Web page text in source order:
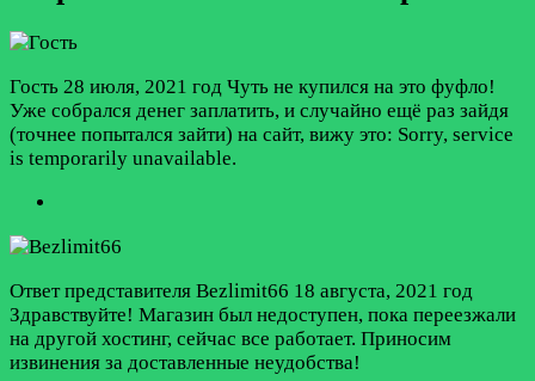
Гость 28 июля, 2021 год Чуть не купился на это фуфло!
Уже собрался денег заплатить, и случайно ещё раз зайдя
(точнее попытался зайти) на сайт, вижу это: Sorry, service
is temporarily unavailable.
Ответ представителя Bezlimit66 18 августа, 2021 год
Здравствуйте! Магазин был недоступен, пока переезжали
на другой хостинг, сейчас все работает. Приносим
извинения за доставленные неудобства!